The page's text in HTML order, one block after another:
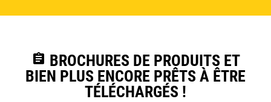
assignment BROCHURES DE PRODUITS ET
BIEN PLUS ENCORE PRÊTS À ÊTRE
TÉLÉCHARGÉS !